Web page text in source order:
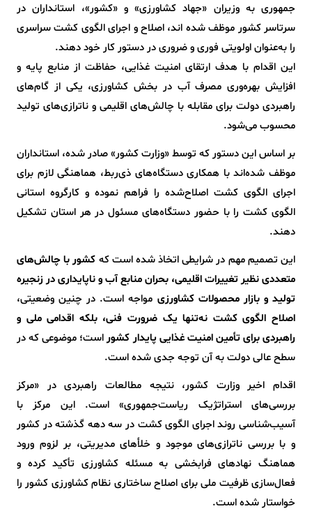
جمهوری به وزیران «جهاد کشاورزی» و «کشور»، استانداران در
سرتاسر کشور موظف شده اند، اصلاح و اجرای الگوی کشت سراسری
را به‌عنوان اولویتی فوری و ضروری در دستور کار خود دهند.
این اقدام با هدف ارتقای امنیت غذایی، حفاظت از منابع پایه و
افزایش بهره‌وری مصرف آب در بخش کشاورزی، یکی از گام‌های
راهبردی دولت برای مقابله با چالش‌های اقلیمی و ناترازی‌های تولید
محسوب می‌شود.
بر اساس این دستور که توسط «وزارت کشور» صادر شده، استانداران
موظف‌ شده‌اند با همکاری دستگاه‌های ذی‌ربط، هماهنگی لازم برای
اجرای الگوی کشت اصلاح‌شده را فراهم نموده و کارگروه استانی
الگوی کشت را با حضور دستگاه‌های مسئول در هر استان تشکیل
دهند.
این تصمیم مهم در شرایطی اتخاذ شده است که کشور با چالش‌های
متعددی نظیر تغییرات اقلیمی، بحران منابع آب و ناپایداری در زنجیره
تولید و بازار محصولات کشاورزی مواجه است. در چنین وضعیتی،
اصلاح الگوی کشت نه‌تنها یک ضرورت فنی، بلکه اقدامی ملی و
راهبردی برای تأمین امنیت غذایی پایدار کشوراست؛ موضوعی که در
سطح عالی دولت به آن توجه جدی شده است.
اقدام اخیر وزارت کشور، نتیجه مطالعات راهبردی در «مرکز
بررسی‌های استراتژیک ریاست‌جمهوری» است. این مرکز با
آسیب‌شناسی روند اجرای الگوی کشت در سه دهه گذشته در کشور
و با بررسی ناترازی‌های موجود و خلأهای مدیریتی، بر لزوم ورود
هماهنگ نهادهای فرابخشی به مسئله کشاورزی تأکید کرده و
فعال‌سازی ظرفیت ملی برای اصلاح ساختاری نظام کشاورزی کشور را
خواستار شده است.